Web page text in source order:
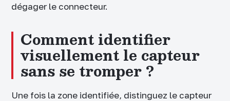
dégager le connecteur.
Comment identifier
visuellement le capteur
sans se tromper ?
Une fois la zone identifiée, distinguez le capteur